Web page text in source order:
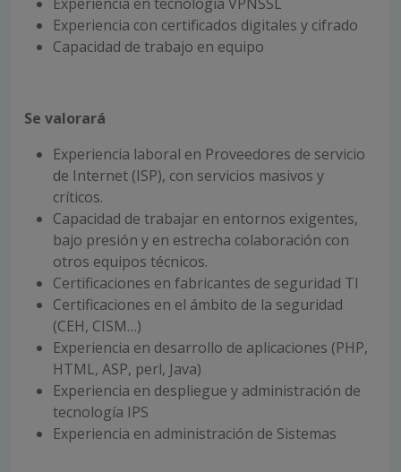
Experiencia con certificados digitales y cifrado
Capacidad de trabajo en equipo
Se valorará
Experiencia laboral en Proveedores de servicio
de Internet (ISP), con servicios masivos y
críticos.
Capacidad de trabajar en entornos exigentes,
bajo presión y en estrecha colaboración con
otros equipos técnicos.
Certificaciones en fabricantes de seguridad TI
Certificaciones en el ámbito de la seguridad
(CEH, CISM…)
Experiencia en desarrollo de aplicaciones (PHP,
HTML, ASP, perl, Java)
Experiencia en despliegue y administración de
tecnología IPS
Experiencia en administración de Sistemas